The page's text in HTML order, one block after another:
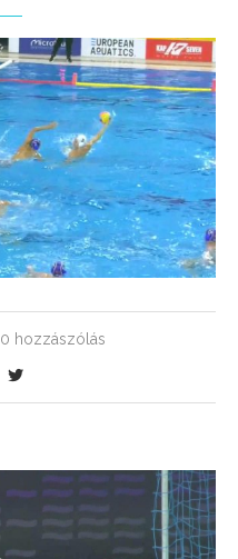
0 hozzászólás